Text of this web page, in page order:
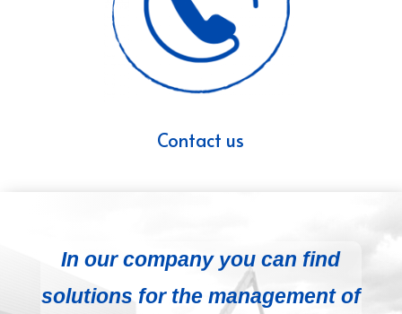
Contact us
In our company you can find
solutions for the management of